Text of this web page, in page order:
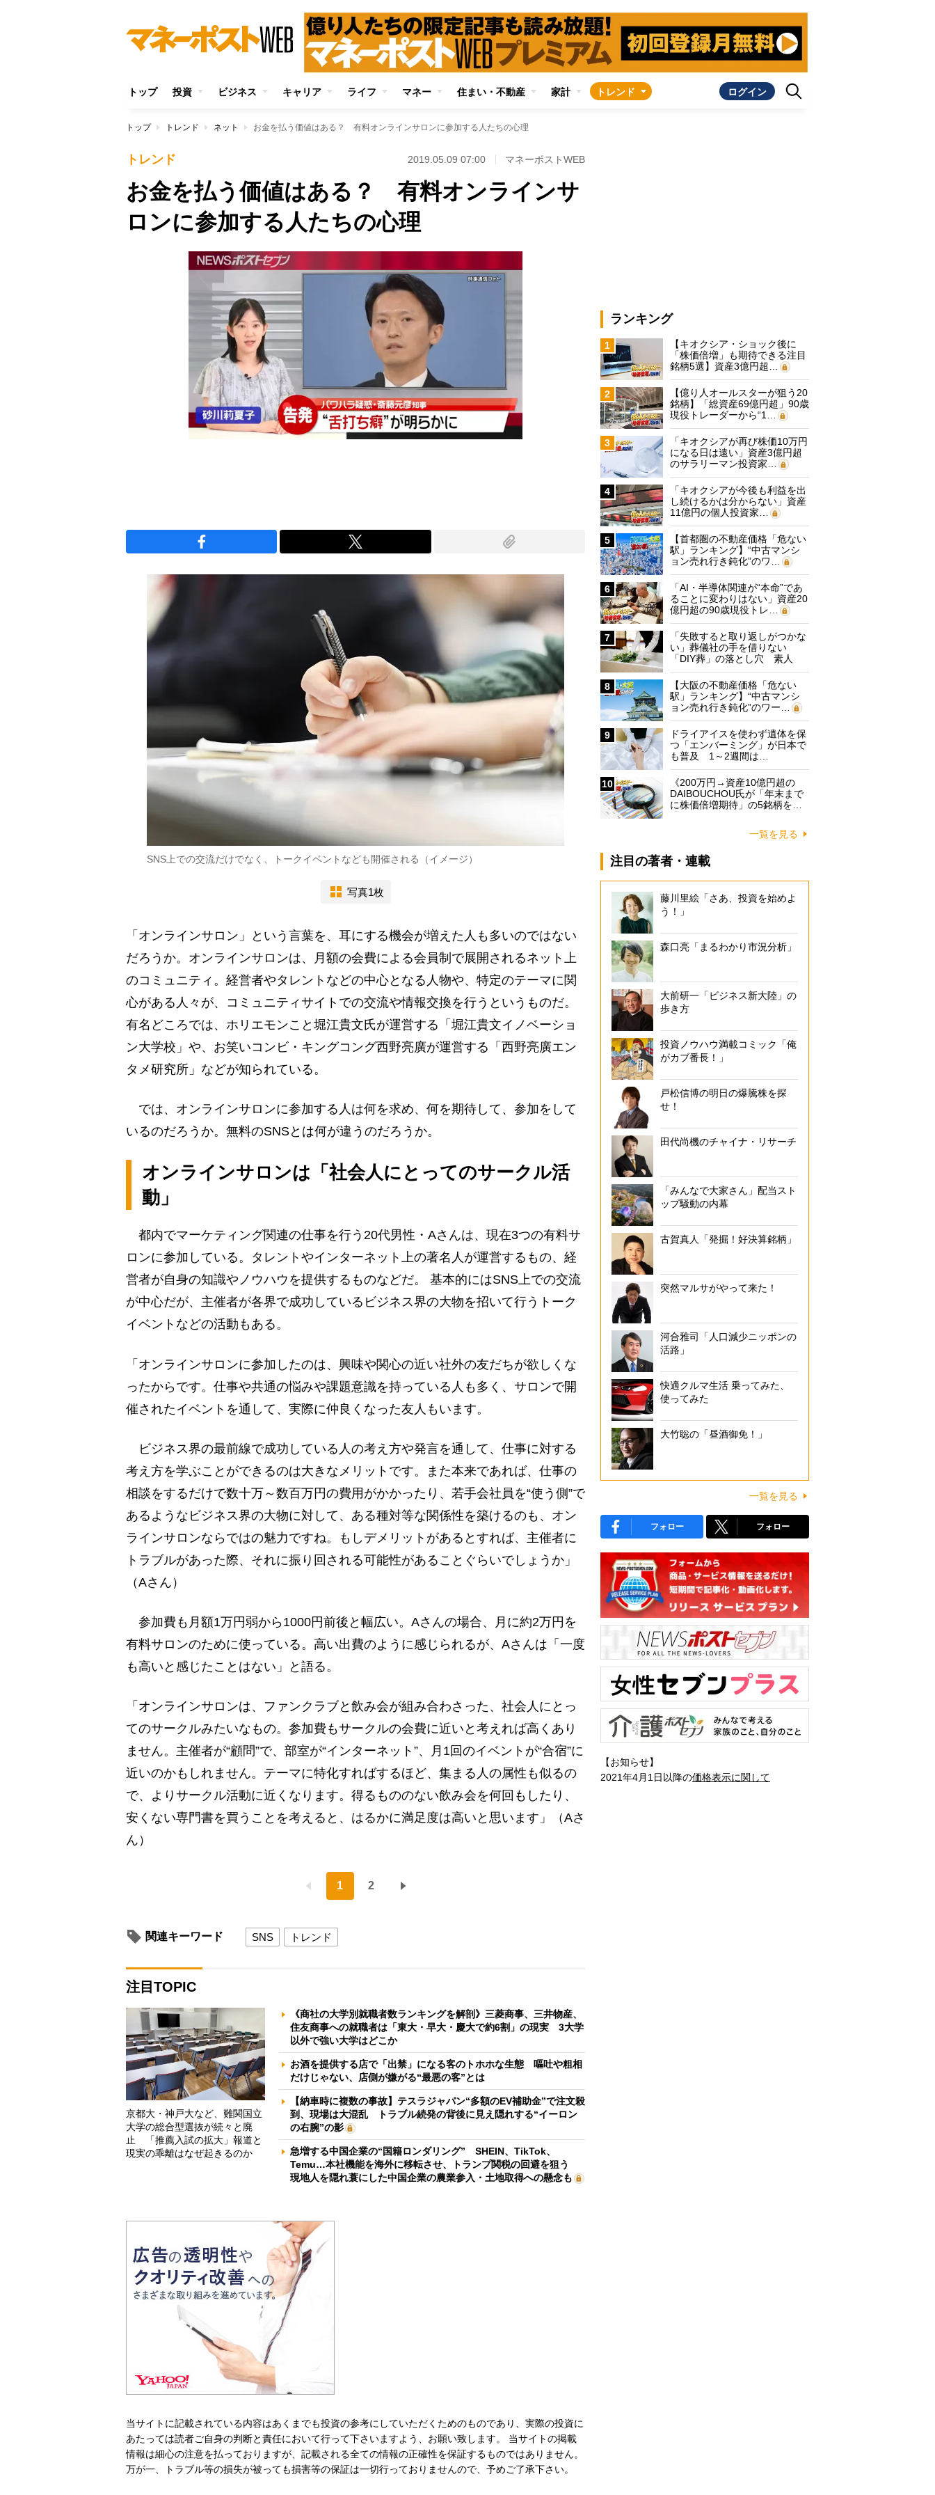
トップ 投資 ビジネス キャリア ライフ マネー 住まい・不動産 家計 トレンド ログイン
トップ トレンド ネット お金を払う価値はある？ 有料オンラインサロンに参加する人たちの心理
トレンド 2019.05.09 07:00 マネーポストWEB
お金を払う価値はある？ 有料オンラインサ
ロンに参加する人たちの心理
SNS上での交流だけでなく、トークイベントなども開催される（イメージ）
写真1枚
「オンラインサロン」という言葉を、耳にする機会が増えた人も多いのではない
だろうか。オンラインサロンは、月額の会費による会員制で展開されるネット上
のコミュニティ。経営者やタレントなどの中心となる人物や、特定のテーマに関
心がある人々が、コミュニティサイトでの交流や情報交換を行うというものだ。
有名どころでは、ホリエモンこと堀江貴文氏が運営する「堀江貴文イノベーショ
ン大学校」や、お笑いコンビ・キングコング西野亮廣が運営する「西野亮廣エン
タメ研究所」などが知られている。
では、オンラインサロンに参加する人は何を求め、何を期待して、参加をして
いるのだろうか。無料のSNSとは何が違うのだろうか。
オンラインサロンは「社会人にとってのサークル活
動」
都内でマーケティング関連の仕事を行う20代男性・Aさんは、現在3つの有料サ
ロンに参加している。タレントやインターネット上の著名人が運営するもの、経
営者が自身の知識やノウハウを提供するものなどだ。 基本的にはSNS上での交流
が中心だが、主催者が各界で成功しているビジネス界の大物を招いて行うトーク
イベントなどの活動もある。
「オンラインサロンに参加したのは、興味や関心の近い社外の友だちが欲しくな
ったからです。仕事や共通の悩みや課題意識を持っている人も多く、サロンで開
催されたイベントを通して、実際に仲良くなった友人もいます。
ビジネス界の最前線で成功している人の考え方や発言を通して、仕事に対する
考え方を学ぶことができるのは大きなメリットです。また本来であれば、仕事の
相談をするだけで数十万～数百万円の費用がかかったり、若手会社員を“使う側”で
あるようなビジネス界の大物に対して、ある種対等な関係性を築けるのも、オン
ラインサロンならではの魅力ですね。もしデメリットがあるとすれば、主催者に
トラブルがあった際、それに振り回される可能性があることぐらいでしょうか」
（Aさん）
参加費も月額1万円弱から1000円前後と幅広い。Aさんの場合、月に約2万円を
有料サロンのために使っている。高い出費のように感じられるが、Aさんは「一度
も高いと感じたことはない」と語る。
「オンラインサロンは、ファンクラブと飲み会が組み合わさった、社会人にとっ
てのサークルみたいなもの。参加費もサークルの会費に近いと考えれば高くあり
ません。主催者が“顧問”で、部室が“インターネット”、月1回のイベントが“合宿”に
近いのかもしれません。テーマに特化すればするほど、集まる人の属性も似るの
で、よりサークル活動に近くなります。得るもののない飲み会を何回もしたり、
安くない専門書を買うことを考えると、はるかに満足度は高いと思います」（Aさ
ん）
1 2
関連キーワード SNS トレンド
注目TOPIC
京都大・神戸大など、難関国立
大学の総合型選抜が続々と廃
止 「推薦入試の拡大」報道と
現実の乖離はなぜ起きるのか
《商社の大学別就職者数ランキングを解剖》三菱商事、三井物産、
住友商事への就職者は「東大・早大・慶大で約6割」の現実 3大学
以外で強い大学はどこか
お酒を提供する店で「出禁」になる客のトホホな生態 嘔吐や粗相
だけじゃない、店側が嫌がる“最悪の客”とは
【納車時に複数の事故】テスラジャパン“多額のEV補助金”で注文殺
到、現場は大混乱 トラブル続発の背後に見え隠れする“イーロン
の右腕”の影
急増する中国企業の“国籍ロンダリング” SHEIN、TikTok、
Temu…本社機能を海外に移転させ、トランプ関税の回避を狙う
現地人を隠れ蓑にした中国企業の農業参入・土地取得への懸念も
当サイトに記載されている内容はあくまでも投資の参考にしていただくためのものであり、実際の投資に
あたっては読者ご自身の判断と責任において行って下さいますよう、お願い致します。 当サイトの掲載
情報は細心の注意を払っておりますが、記載される全ての情報の正確性を保証するものではありません。
万が一、トラブル等の損失が被っても損害等の保証は一切行っておりませんので、予めご了承下さい。
ランキング
1
【キオクシア・ショック後に
「株価倍増」も期待できる注目
銘柄5選】資産3億円超…
2
【億り人オールスターが狙う20
銘柄】「総資産69億円超」90歳
現役トレーダーから“1…
3
「キオクシアが再び株価10万円
になる日は遠い」資産3億円超
のサラリーマン投資家…
4
「キオクシアが今後も利益を出
し続けるかは分からない」資産
11億円の個人投資家…
5
【首都圏の不動産価格「危ない
駅」ランキング】“中古マンシ
ョン売れ行き鈍化”のワ…
6
「AI・半導体関連が“本命”であ
ることに変わりはない」資産20
億円超の90歳現役トレ…
7
「失敗すると取り返しがつかな
い」葬儀社の手を借りない
「DIY葬」の落とし穴 素人
に…
8
【大阪の不動産価格「危ない
駅」ランキング】“中古マンシ
ョン売れ行き鈍化”のワー…
9
ドライアイスを使わず遺体を保
つ「エンバーミング」が日本で
も普及 1～2週間は…
10
《200万円→資産10億円超の
DAIBOUCHOU氏が「年末まで
に株価倍増期待」の5銘柄を…
一覧を見る
注目の著者・連載
藤川里絵「さあ、投資を始めよ
う！」
森口亮「まるわかり市況分析」
大前研一「ビジネス新大陸」の
歩き方
投資ノウハウ満載コミック「俺
がカブ番長！」
戸松信博の明日の爆騰株を探
せ！
田代尚機のチャイナ・リサーチ
「みんなで大家さん」配当スト
ップ騒動の内幕
古賀真人「発掘！好決算銘柄」
突然マルサがやって来た！
河合雅司「人口減少ニッポンの
活路」
快適クルマ生活 乗ってみた、
使ってみた
大竹聡の「昼酒御免！」
一覧を見る
フォロー フォロー
【お知らせ】
2021年4月1日以降の価格表示に関して